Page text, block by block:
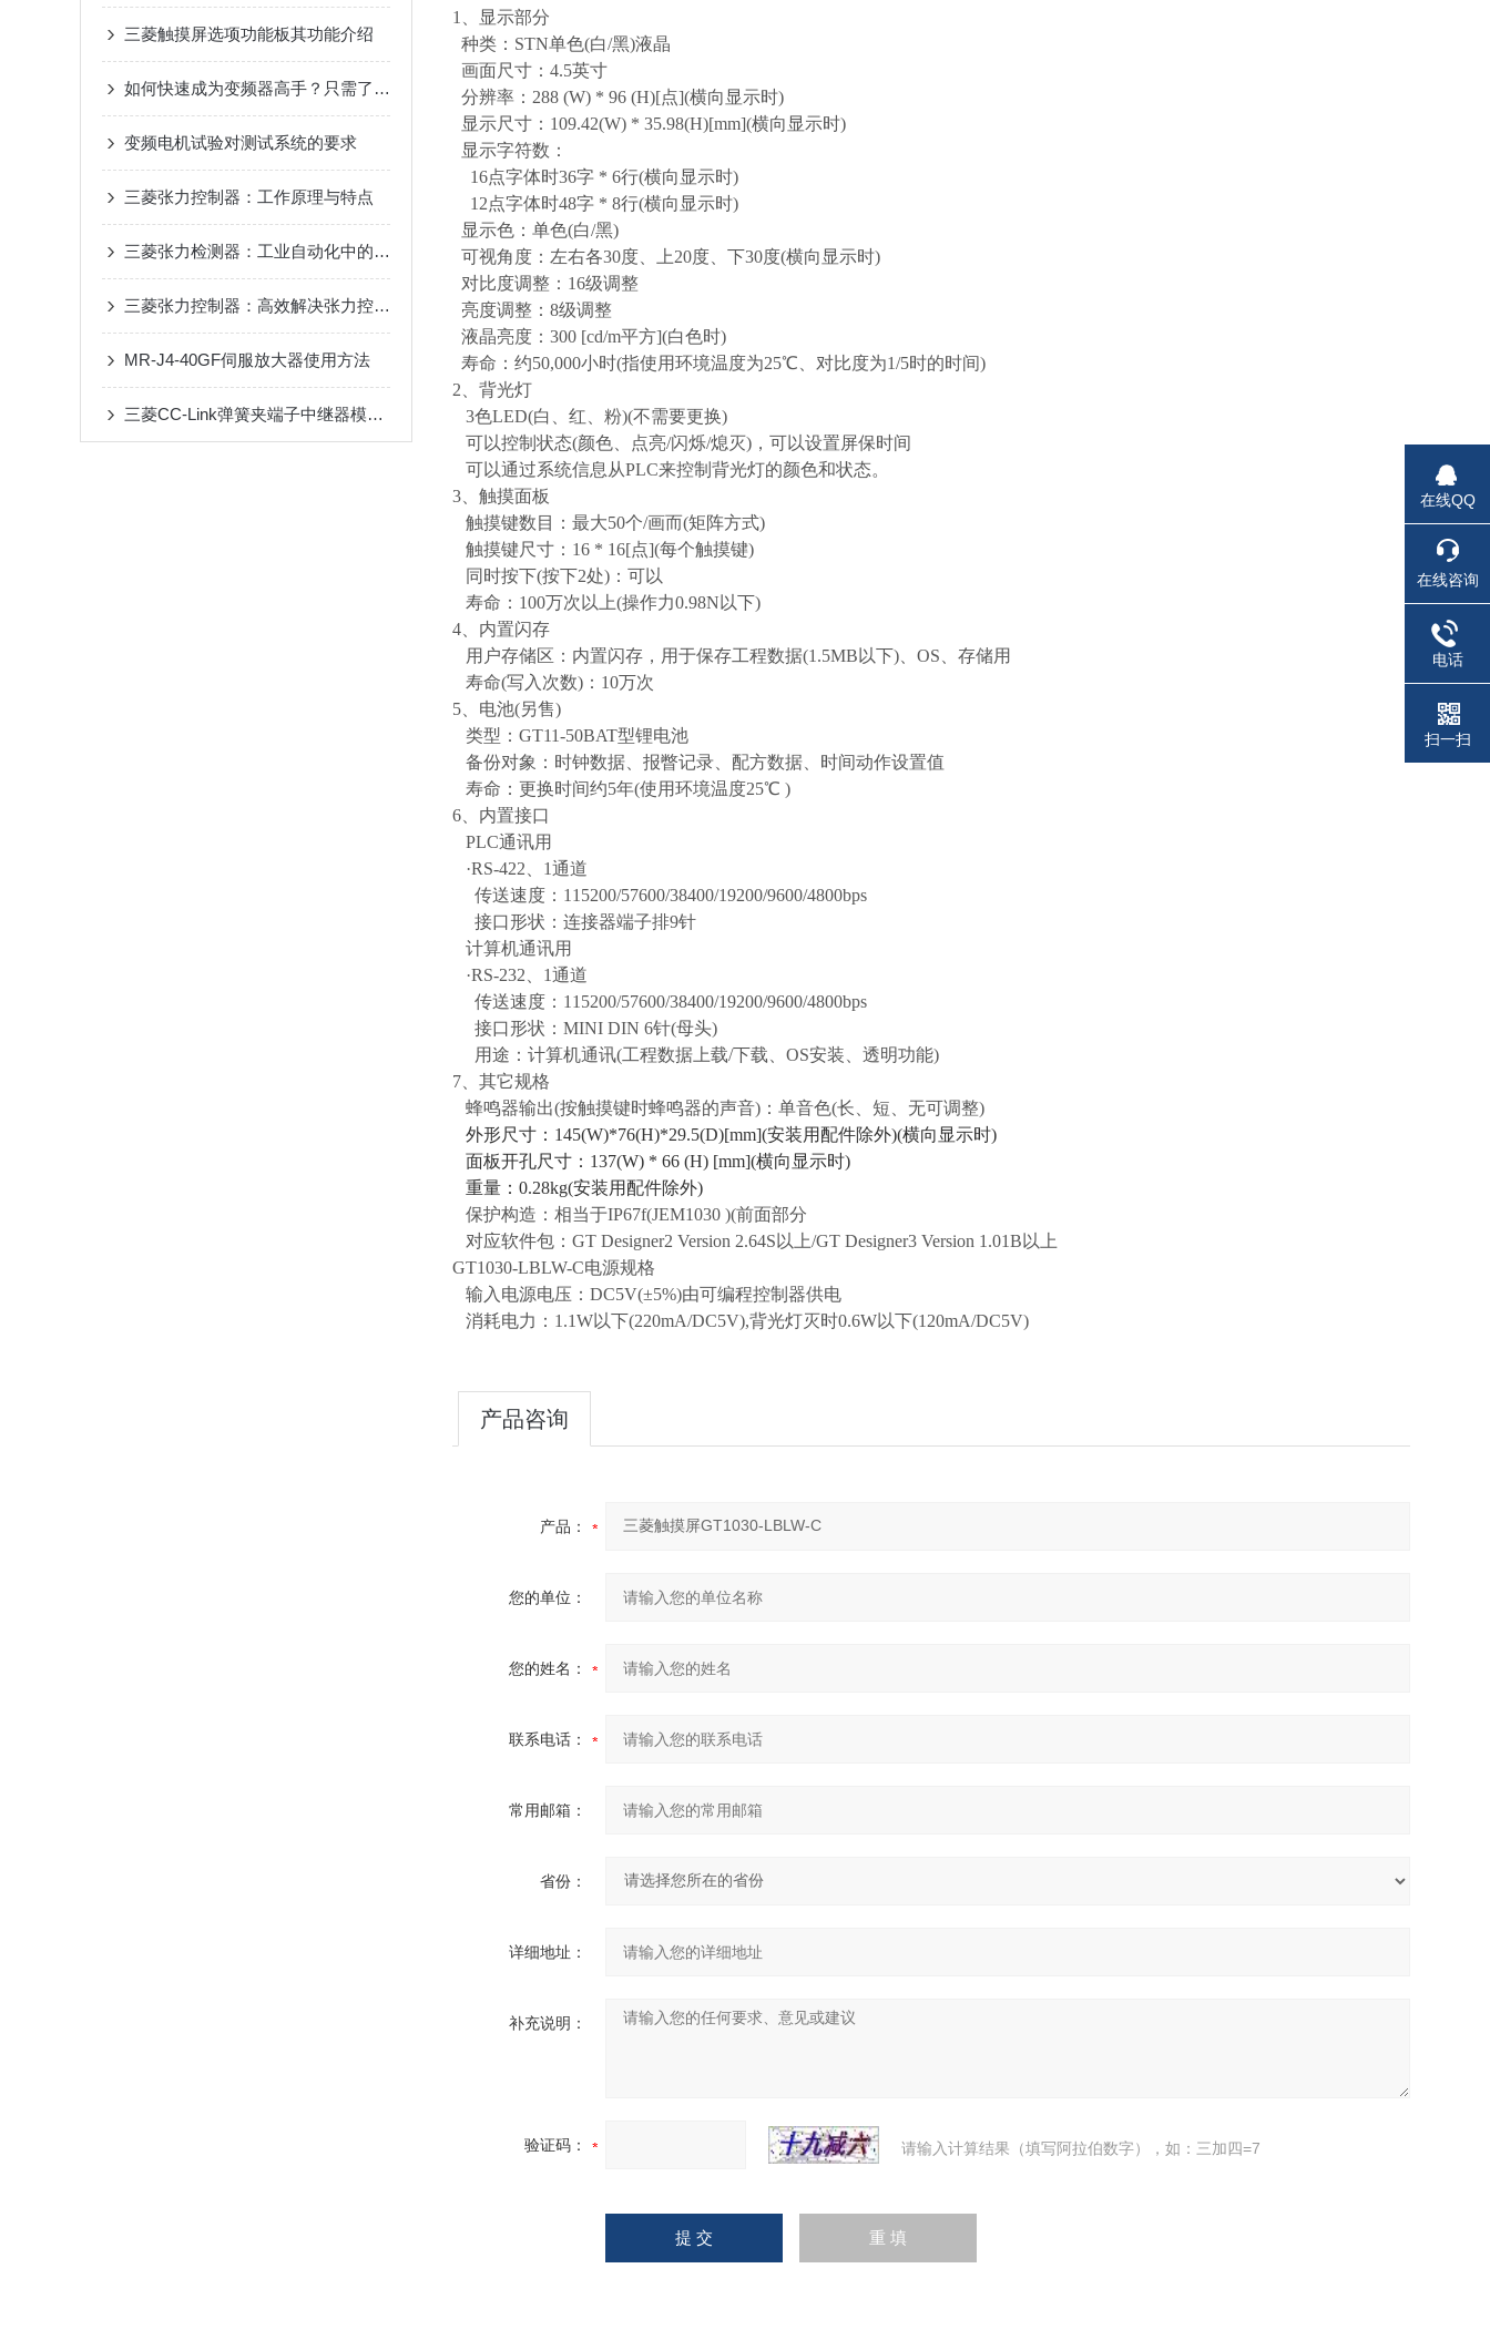
三菱触摸屏选项功能板其功能介绍
如何快速成为变频器高手？只需了解这15个变频器问题
变频电机试验对测试系统的要求
三菱张力控制器：工作原理与特点
三菱张力检测器：工业自动化中的关键技术与应用
三菱张力控制器：高效解决张力控制难题，优化材料处理与传输流程
MR-J4-40GF伺服放大器使用方法
三菱CC-Link弹簧夹端子中继器模块应用场景
1、显示部分
种类：STN单色(白/黑)液晶
画面尺寸：4.5英寸
分辨率：288 (W) * 96 (H)[点](横向显示时)
显示尺寸：109.42(W) * 35.98(H)[mm](横向显示时)
显示字符数：
16点字体时36字 * 6行(横向显示时)
12点字体时48字 * 8行(横向显示时)
显示色：单色(白/黑)
可视角度：左右各30度、上20度、下30度(横向显示时)
对比度调整：16级调整
亮度调整：8级调整
液晶亮度：300 [cd/m平方](白色时)
寿命：约50,000小时(指使用环境温度为25℃、对比度为1/5时的时间)
2、背光灯
3色LED(白、红、粉)(不需要更换)
可以控制状态(颜色、点亮/闪烁/熄灭)，可以设置屏保时间
可以通过系统信息从PLC来控制背光灯的颜色和状态。
3、触摸面板
触摸键数目：最大50个/画而(矩阵方式)
触摸键尺寸：16 * 16[点](每个触摸键)
同时按下(按下2处)：可以
寿命：100万次以上(操作力0.98N以下)
4、内置闪存
用户存储区：内置闪存，用于保存工程数据(1.5MB以下)、OS、存储用
寿命(写入次数)：10万次
5、电池(另售)
类型：GT11-50BAT型锂电池
备份对象：时钟数据、报瞥记录、配方数据、时间动作设置值
寿命：更换时间约5年(使用环境温度25℃ )
6、内置接口
PLC通讯用
·RS-422、1通道
传送速度：115200/57600/38400/19200/9600/4800bps
接口形状：连接器端子排9针
计算机通讯用
·RS-232、1通道
传送速度：115200/57600/38400/19200/9600/4800bps
接口形状：MINI DIN 6针(母头)
用途：计算机通讯(工程数据上载/下载、OS安装、透明功能)
7、其它规格
蜂鸣器输出(按触摸键时蜂鸣器的声音)：单音色(长、短、无可调整)
外形尺寸：145(W)*76(H)*29.5(D)[mm](安装用配件除外)(横向显示时)
面板开孔尺寸：137(W) * 66 (H) [mm](横向显示时)
重量：0.28kg(安装用配件除外)
保护构造：相当于IP67f(JEM1030 )(前面部分
对应软件包：GT Designer2 Version 2.64S以上/GT Designer3 Version 1.01B以上
GT1030-LBLW-C电源规格
输入电源电压：DC5V(±5%)由可编程控制器供电
消耗电力：1.1W以下(220mA/DC5V),背光灯灭时0.6W以下(120mA/DC5V)
产品咨询
产品：
您的单位：
您的姓名：
联系电话：
常用邮箱：
省份：
详细地址：
补充说明：
验证码： 请输入计算结果（填写阿拉伯数字），如：三加四=7
在线QQ
在线咨询
电话
扫一扫